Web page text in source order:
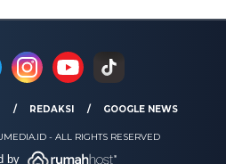
REDAKSI GOOGLE NEWS
- ALL RIGHTS RESERVED
by